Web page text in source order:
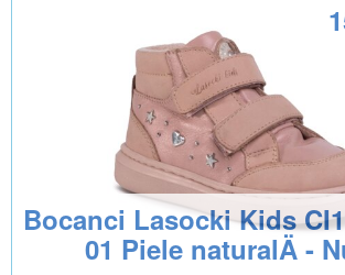
Bocanci Lasocki Kids
01 Piele naturalÄ -